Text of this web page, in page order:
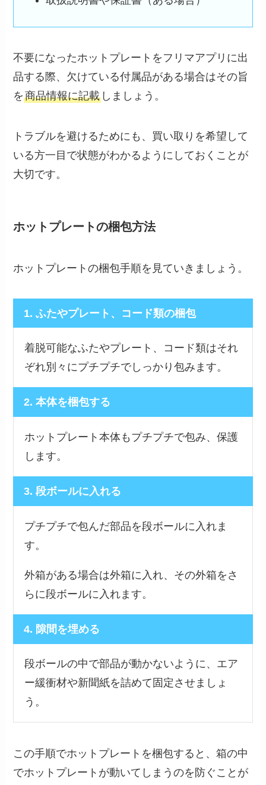
不要になったホットプレートをフリマアプリに出
品する際、欠けている付属品がある場合はその旨
を商品情報に記載 しましょう。
トラブルを避けるためにも、買い取りを希望して
いる方一目で状態がわかるようにしておくことが
大切です。
ホットプレートの梱包方法
ホットプレートの梱包手順を見ていきましょう。
1. ふたやプレート、コード類の梱包
着脱可能なふたやプレート、コード類はそれ
ぞれ別々にプチプチでしっかり包みます。
2. 本体を梱包する
ホットプレート本体もプチプチで包み、保護
します。
3. 段ボールに入れる
プチプチで包んだ部品を段ボールに入れま
す。
外箱がある場合は外箱に入れ、その外箱をさ
らに段ボールに入れます。
4. 隙間を埋める
段ボールの中で部品が動かないように、エア
ー緩衝材や新聞紙を詰めて固定させましょ
う。
この手順でホットプレートを梱包すると、箱の中
でホットプレートが動いてしまうのを防ぐことが